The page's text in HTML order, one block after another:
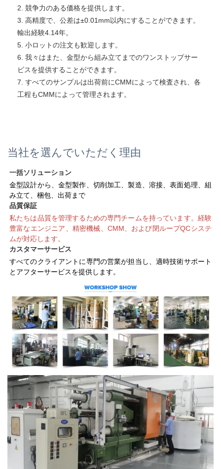
2. 競争力のある価格を提供します。
3. 高精度で、公差は±0.01mm以内にすることができます。
輸出経験4.14年。
5. 小ロットの注文も歓迎します。
6. 我々はまた、金型から組み立てまでのワンストップサー
ビスを提供することができます。
7. すべてのサンプルは出荷前にCMMによって検査され、各
工程もCMMによって管理されます。
当社を選んでいただく理由
一括ソリューション
金型設計から、金型製作、切削加工、製造、溶接、表面処理、組
み立て、梱包、出荷まで
品質保証
私たちは品質を管理するための専門チームを持っています。経験
豊富なエンジニア、精密機械、CMM、および閉ループQCシステ
ムが対応します。
カスタマーサービス
すべてのクライアントに専門の営業が担当し、適時技術サポート
とアフターサービスを提供します。